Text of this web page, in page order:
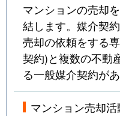
マンションの売却
結します。媒介契
売却の依頼をする
契約)と複数の不動
る一般媒介契約があ
マンション売却活